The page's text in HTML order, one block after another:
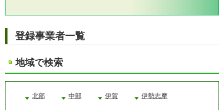
登録事業者一覧
地域で検索
北部 中部 伊賀 伊勢志摩